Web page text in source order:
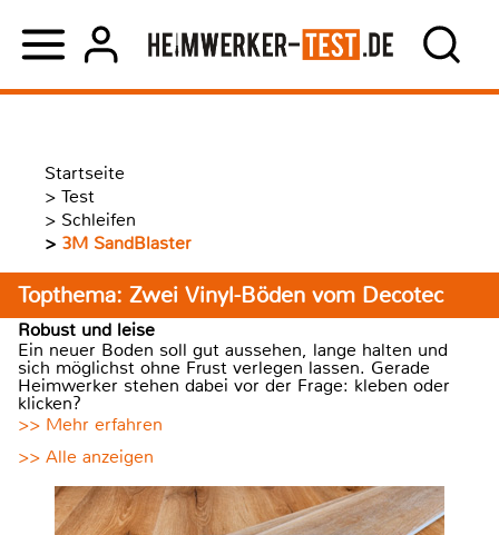
Startseite
> Test
> Schleifen
> 3M SandBlaster
Topthema: Zwei Vinyl-Böden vom Decotec
Robust und leise
Ein neuer Boden soll gut aussehen, lange halten und
sich möglichst ohne Frust verlegen lassen. Gerade
Heimwerker stehen dabei vor der Frage: kleben oder
klicken?
>> Mehr erfahren
>> Alle anzeigen